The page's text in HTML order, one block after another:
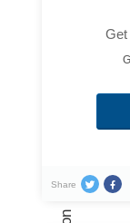
Get
Share